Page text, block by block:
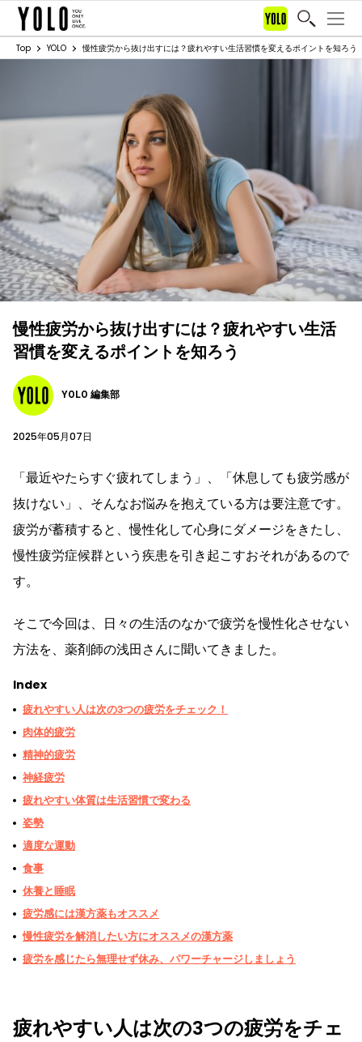
Top YOLO 慢性疲労から抜け出すには？疲れやすい生活習慣を変えるポイントを知ろう
慢性疲労から抜け出すには？疲れやすい生活
習慣を変えるポイントを知ろう
YOLO 編集部
2025年05月07日
「最近やたらすぐ疲れてしまう」、「休息しても疲労感が
抜けない」、そんなお悩みを抱えている方は要注意です。
疲労が蓄積すると、慢性化して心身にダメージをきたし、
慢性疲労症候群という疾患を引き起こすおそれがあるので
す。
そこで今回は、日々の生活のなかで疲労を慢性化させない
方法を、薬剤師の浅田さんに聞いてきました。
Index
疲れやすい人は次の3つの疲労をチェック！
肉体的疲労
精神的疲労
神経疲労
疲れやすい体質は生活習慣で変わる
姿勢
適度な運動
食事
休養と睡眠
疲労感には漢方薬もオススメ
慢性疲労を解消したい方にオススメの漢方薬
疲労を感じたら無理せず休み、パワーチャージしましょう
疲れやすい人は次の3つの疲労をチェ